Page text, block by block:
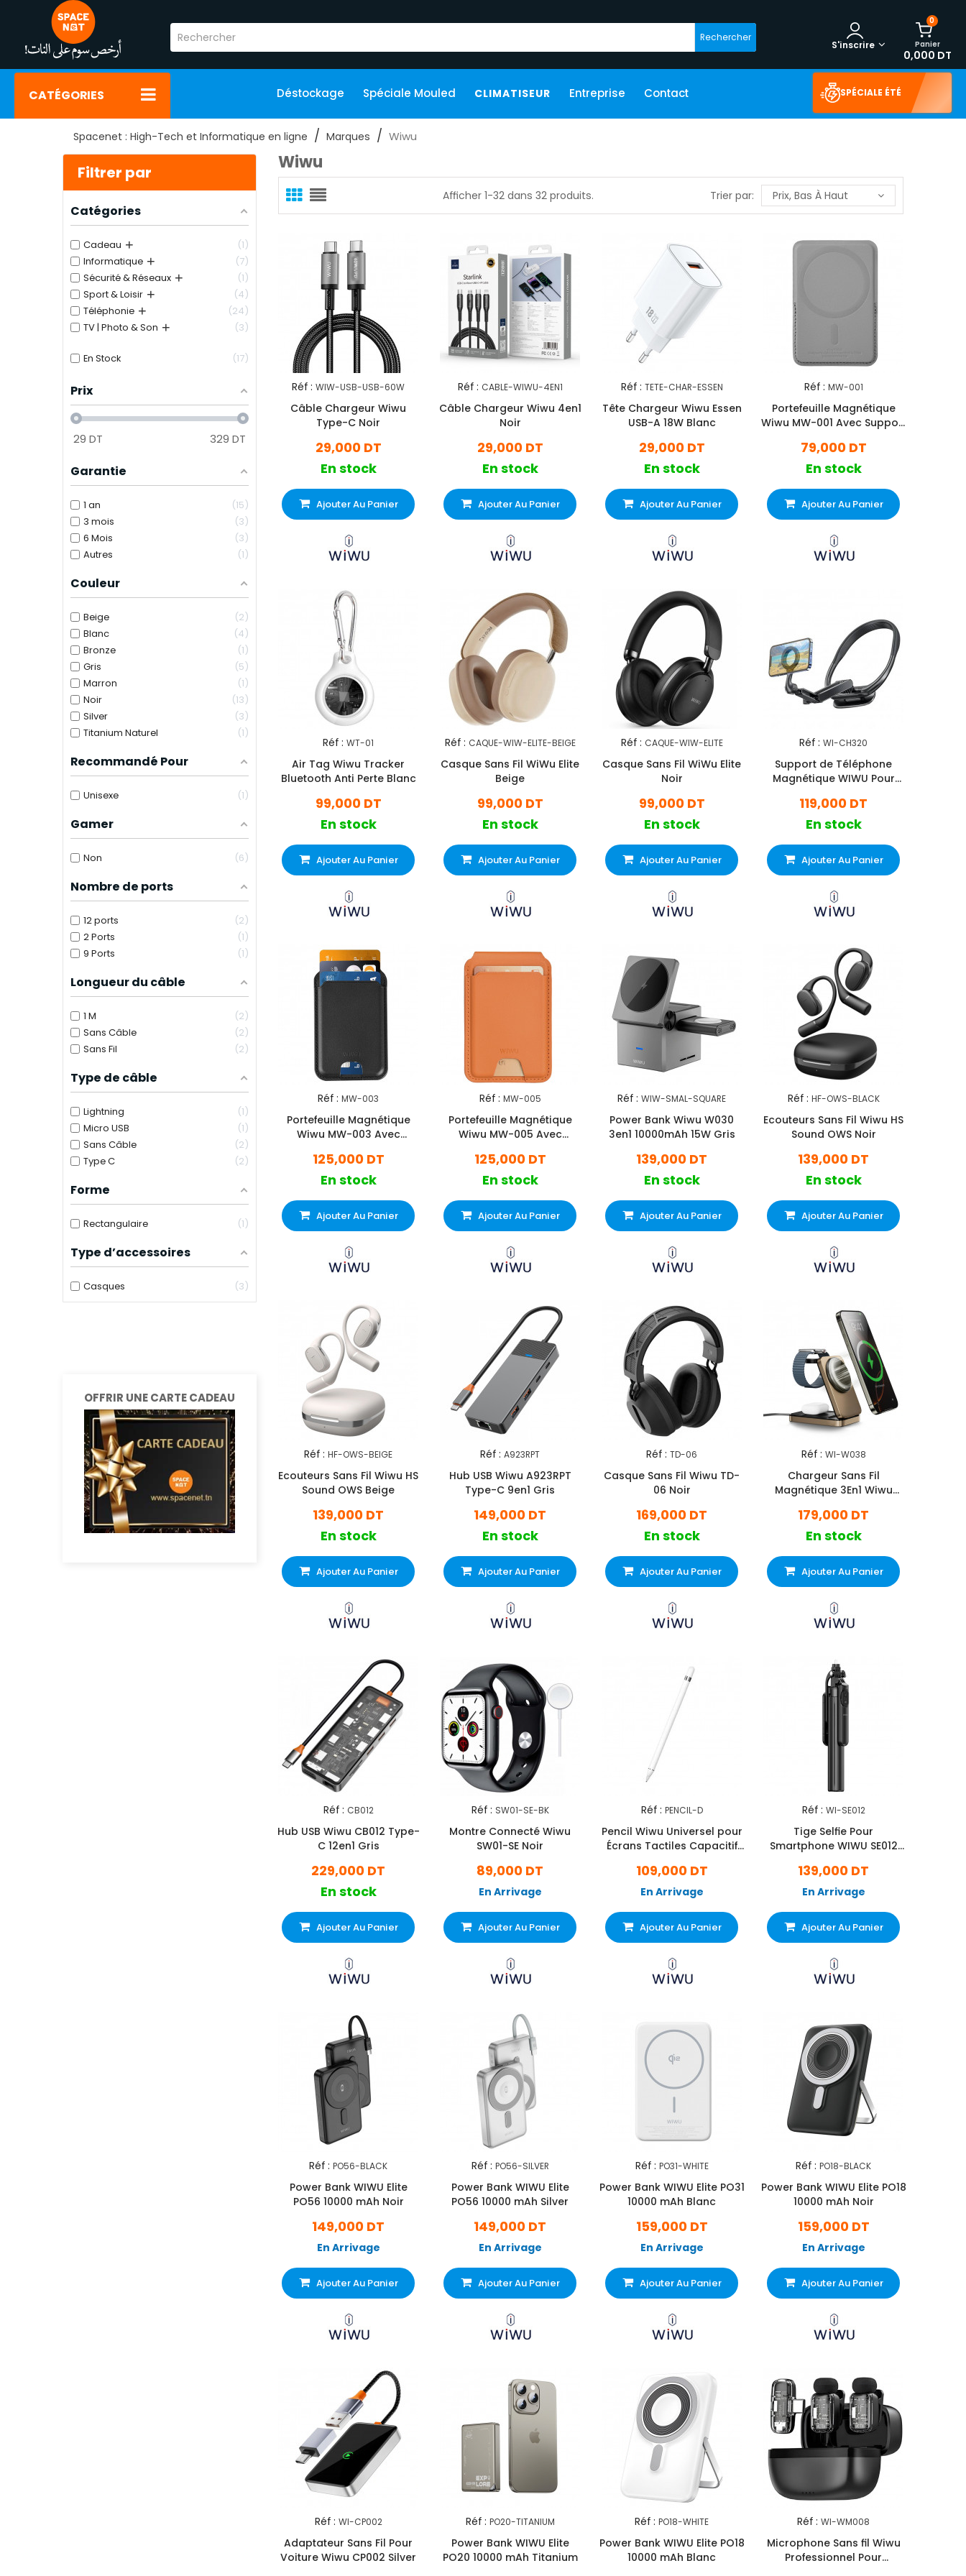
Rechercher
0
Panier
0,000 DT
S'inscrire
CATÉGORIES Déstockage Spéciale Mouled CLIMATISEUR Entreprise Contact SPÉCIALE ÉTÉ
Spacenet : High-Tech et Informatique en ligne Marques Wiwu
Filtrer par
Catégories
Cadeau +
1
Informatique +
7
Sécurité & Réseaux +
1
Sport & Loisir +
4
Téléphonie +
24
TV | Photo & Son + 3
En Stock 17
Prix
29 DT 329 DT
Garantie
1 an
15
3 mois
3
6 Mois
3
Autres
1
Couleur
Beige
2
Blanc
4
Bronze
1
Gris
5
Marron
1
Noir
13
Silver
3
Titanium Naturel
1
Recommandé Pour
Unisexe 1
Gamer
Non 6
Nombre de ports
12 ports
2
2 Ports
1
9 Ports
1
Longueur du câble
1 M
2
Sans Câble
2
Sans Fil
2
Type de câble
Lightning
1
Micro USB
1
Sans Câble
2
Type C
2
Forme
Rectangulaire 1
Type d’accessoires
Casques 3
OFFRIR UNE CARTE CADEAU
Wiwu
Afficher 1-32 dans 32 produits. Trier par: Prix, Bas À Haut
Réf : WIW-USB-USB-60W
Câble Chargeur Wiwu
Type-C Noir
29,000 DT
En stock
Ajouter Au Panier
Réf : CABLE-WIWU-4EN1
Câble Chargeur Wiwu 4en1
Noir
29,000 DT
En stock
Ajouter Au Panier
Réf : TETE-CHAR-ESSEN
Tête Chargeur Wiwu Essen
USB-A 18W Blanc
29,000 DT
En stock
Ajouter Au Panier
Réf : MW-001
Portefeuille Magnétique
Wiwu MW-001 Avec Support
79,000 DT
En stock
Ajouter Au Panier
Réf : WT-01
Air Tag Wiwu Tracker
Bluetooth Anti Perte Blanc
99,000 DT
En stock
Ajouter Au Panier
Réf : CAQUE-WIW-ELITE-BEIGE
Casque Sans Fil WiWu Elite
Beige
99,000 DT
En stock
Ajouter Au Panier
Réf : CAQUE-WIW-ELITE
Casque Sans Fil WiWu Elite
Noir
99,000 DT
En stock
Ajouter Au Panier
Réf : WI-CH320
Support de Téléphone
Magnétique WIWU Pour
119,000 DT
En stock
Ajouter Au Panier
Réf : MW-003
Portefeuille Magnétique
Wiwu MW-003 Avec
125,000 DT
En stock
Ajouter Au Panier
Réf : MW-005
Portefeuille Magnétique
Wiwu MW-005 Avec
125,000 DT
En stock
Ajouter Au Panier
Réf : WIW-SMAL-SQUARE
Power Bank Wiwu W030
3en1 10000mAh 15W Gris
139,000 DT
En stock
Ajouter Au Panier
Réf : HF-OWS-BLACK
Ecouteurs Sans Fil Wiwu HS
Sound OWS Noir
139,000 DT
En stock
Ajouter Au Panier
Réf : HF-OWS-BEIGE
Ecouteurs Sans Fil Wiwu HS
Sound OWS Beige
139,000 DT
En stock
Ajouter Au Panier
Réf : A923RPT
Hub USB Wiwu A923RPT
Type-C 9en1 Gris
149,000 DT
En stock
Ajouter Au Panier
Réf : TD-06
Casque Sans Fil Wiwu TD-
06 Noir
169,000 DT
En stock
Ajouter Au Panier
Réf : WI-W038
Chargeur Sans Fil
Magnétique 3En1 Wiwu
179,000 DT
En stock
Ajouter Au Panier
Réf : CB012
Hub USB Wiwu CB012 Type-
C 12en1 Gris
229,000 DT
En stock
Ajouter Au Panier
Réf : SW01-SE-BK
Montre Connecté Wiwu
SW01-SE Noir
89,000 DT
En Arrivage
Ajouter Au Panier
Réf : PENCIL-D
Pencil Wiwu Universel pour
Écrans Tactiles Capacitif
109,000 DT
En Arrivage
Ajouter Au Panier
Réf : WI-SE012
Tige Selfie Pour
Smartphone WIWU SE012
139,000 DT
En Arrivage
Ajouter Au Panier
Réf : PO56-BLACK
Power Bank WIWU Elite
PO56 10000 mAh Noir
149,000 DT
En Arrivage
Ajouter Au Panier
Réf : PO56-SILVER
Power Bank WIWU Elite
PO56 10000 mAh Silver
149,000 DT
En Arrivage
Ajouter Au Panier
Réf : PO31-WHITE
Power Bank WIWU Elite PO31
10000 mAh Blanc
159,000 DT
En Arrivage
Ajouter Au Panier
Réf : PO18-BLACK
Power Bank WIWU Elite PO18
10000 mAh Noir
159,000 DT
En Arrivage
Ajouter Au Panier
Réf : WI-CP002
Adaptateur Sans Fil Pour
Voiture Wiwu CP002 Silver
Réf : PO20-TITANIUM
Power Bank WIWU Elite
PO20 10000 mAh Titanium
Réf : PO18-WHITE
Power Bank WIWU Elite PO18
10000 mAh Blanc
Réf : WI-WM008
Microphone Sans fil Wiwu
Professionnel Pour